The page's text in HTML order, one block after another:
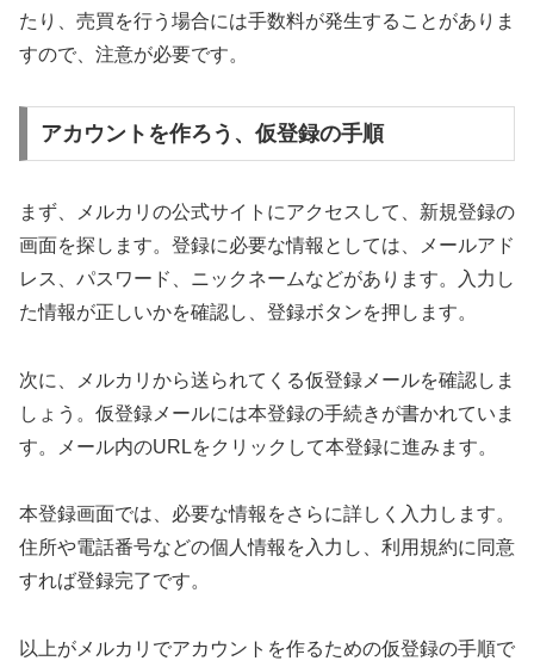
たり、売買を行う場合には手数料が発生することがありま
すので、注意が必要です。
アカウントを作ろう、仮登録の手順
まず、メルカリの公式サイトにアクセスして、新規登録の
画面を探します。登録に必要な情報としては、メールアド
レス、パスワード、ニックネームなどがあります。入力し
た情報が正しいかを確認し、登録ボタンを押します。
次に、メルカリから送られてくる仮登録メールを確認しま
しょう。仮登録メールには本登録の手続きが書かれていま
す。メール内のURLをクリックして本登録に進みます。
本登録画面では、必要な情報をさらに詳しく入力します。
住所や電話番号などの個人情報を入力し、利用規約に同意
すれば登録完了です。
以上がメルカリでアカウントを作るための仮登録の手順で